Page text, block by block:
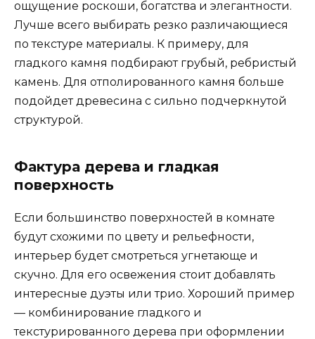
ощущение роскоши, богатства и элегантности.
Лучше всего выбирать резко различающиеся
по текстуре материалы. К примеру, для
гладкого камня подбирают грубый, ребристый
камень. Для отполированного камня больше
подойдет древесина с сильно подчеркнутой
структурой.
Фактура дерева и гладкая
поверхность
Если большинство поверхностей в комнате
будут схожими по цвету и рельефности,
интерьер будет смотреться угнетающе и
скучно. Для его освежения стоит добавлять
интересные дуэты или трио. Хороший пример
— комбинирование гладкого и
текстурированного дерева при оформлении